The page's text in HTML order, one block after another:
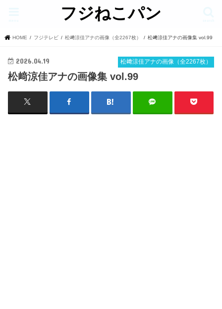
フジねこパン
HOME フジテレビ 松﨑涼佳アナの画像（全2267枚） 松﨑涼佳アナの画像集 vol.99
松﨑涼佳アナの画像（全2267枚）
2026.04.19
松﨑涼佳アナの画像集 vol.99